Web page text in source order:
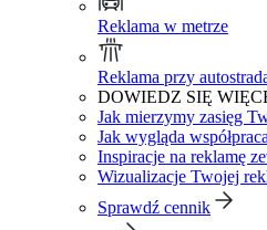
Reklama w metrze
Reklama przy
DOWIEDZ SIĘ
Jak mierzymy zasięg
Jak wygląda
Inspiracje na reklamę
Wizualizacje Twojej
Sprawdź cennik